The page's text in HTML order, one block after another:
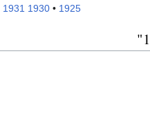
1925
•
1930
1931